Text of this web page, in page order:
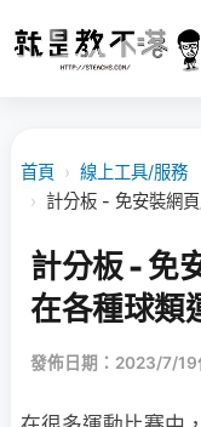
首頁 › 線上工具/服務
› 計分板 - 免安裝網
計分板 - 免
在各種球類
發佈日期：2023/7/19